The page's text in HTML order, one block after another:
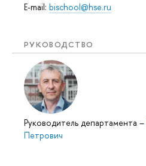
E-mail: bischool@hse.ru
РУКОВОДСТВО
Руководитель департамента –
Петрович